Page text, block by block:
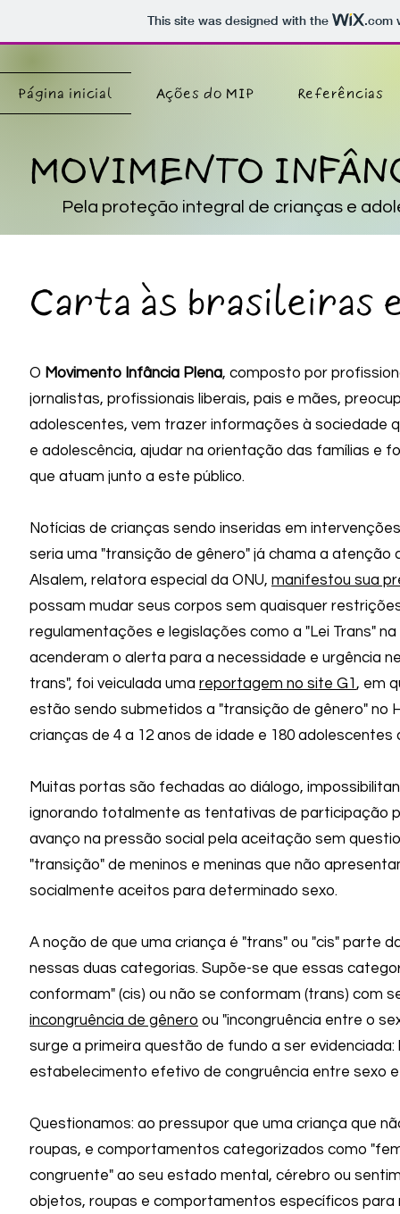
This site was designed with the .com
Página inicial Ações do MIP Referências
MOVIMENTO
Pela proteção integral de crianças e
Carta às brasileiras
O Movimento Infância Plena, composto por
jornalistas, profissionais liberais, pais e mães,
adolescentes, vem trazer informações à sociedade
e adolescência, ajudar na orientação das famílias e
que atuam junto a este público.
Notícias de crianças sendo inseridas em
seria uma "transição de gênero" já chama a
Alsalem, relatora especial da ONU, manifestou sua
possam mudar seus corpos sem quaisquer
regulamentações e legislações como a "Lei Trans"
acenderam o alerta para a necessidade e urgência
trans", foi veiculada uma reportagem no site G1 , em
estão sendo submetidos a "transição de gênero" no
crianças de 4 a 12 anos de idade e 180 adolescentes
Muitas portas são fechadas ao diálogo,
ignorando totalmente as tentativas de participação
avanço na pressão social pela aceitação sem
"transição" de meninos e meninas que não
socialmente aceitos para determinado sexo.
A noção de que uma criança é "trans" ou "cis" parte
nessas duas categorias. Supõe-se que essas
conformam" (cis) ou não se conformam (trans) com
incongruência de gênero ou "incongruência entre o
surge a primeira questão de fundo a ser
estabelecimento efetivo de congruência entre sexo
Questionamos: ao pressupor que uma criança que
roupas, e comportamentos categorizados como
congruente" ao seu estado mental, cérebro ou
objetos, roupas e comportamentos específicos para